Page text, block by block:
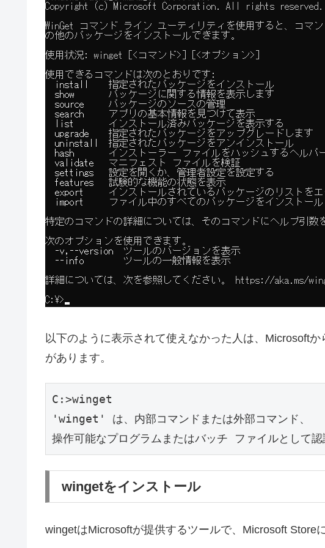
以下のように表示されて使えなかった人は、Microsoft
があります。
C:>winget
'winget' は、内部コマンドまたは外部コマンド、
操作可能なプログラムまたはバッチ ファイルとして認
wingetをインストール
wingetはMicrosoftが提供するツールで、Microsoft Store